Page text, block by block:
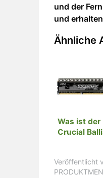
und der
und
Ähnliche
Was ist der
Crucial
Veröffentlicht